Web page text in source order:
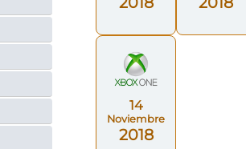
14
Noviembre
2018